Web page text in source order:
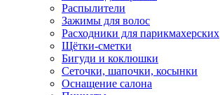
Распылители
Зажимы для волос
Расходники для парикмахерских
Щётки-сметки
Бигуди и коклюшки
Сеточки, шапочки, косынки
Оснащение салона